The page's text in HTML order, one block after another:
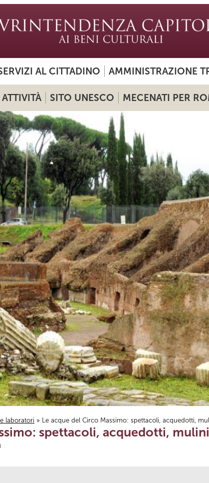
AL CITTADINO AMMINISTRAZIONE
ATTIVITÀ SITO UNESCO MECENATI PER
laboratori » Le acque del Circo Massimo: spettacoli, acquedotti,
spettacoli, acquedotti, mulini